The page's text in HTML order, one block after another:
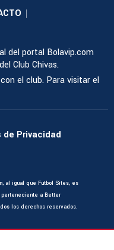
|
del portal Bolavip.com
Club Chivas.
el club. Para visitar el
Privacidad
al igual que Futbol Sites, es
perteneciente a Better
los derechos reservados.